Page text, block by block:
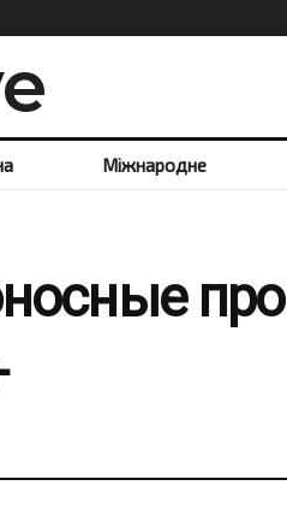
Міжнародне